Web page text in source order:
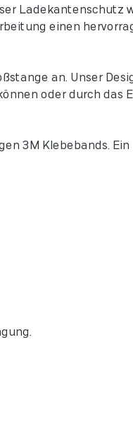
Ladekantenschutz
einen
an. Unser
oder durch das
3M Klebebands.